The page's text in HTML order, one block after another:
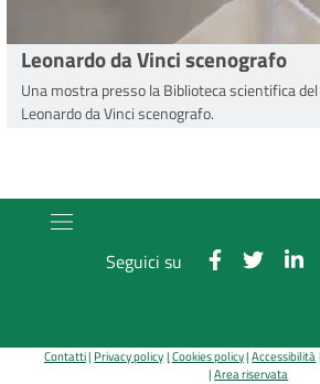
Leonardo da Vinci scenografo
Una mostra presso la Biblioteca scientifica
Leonardo da Vinci scenografo.
Seguici su
Contatti Privacy policy Cookies policy Accessibilità
Area riservata